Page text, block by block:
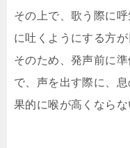
その上で、歌う際に
に吐くようにする方が
そのため、発声前に
で、声を出す際に、
果的に喉が高くならな